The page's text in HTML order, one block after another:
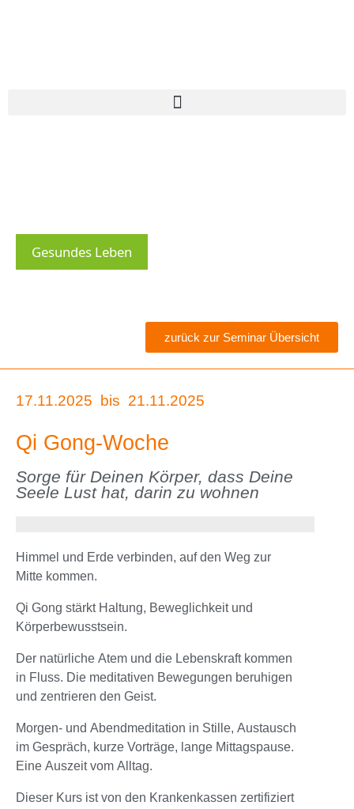
Gesundes Leben
zurück zur Seminar Übersicht
17.11.2025 bis 21.11.2025
Qi Gong-Woche
Sorge für Deinen Körper, dass Deine
Seele Lust hat, darin zu wohnen
Himmel und Erde verbinden, auf den Weg zur
Mitte kommen.
Qi Gong stärkt Haltung, Beweglichkeit und
Körperbewusstsein.
Der natürliche Atem und die Lebenskraft kommen
in Fluss. Die meditativen Bewegungen beruhigen
und zentrieren den Geist.
Morgen- und Abendmeditation in Stille, Austausch
im Gespräch, kurze Vorträge, lange Mittagspause.
Eine Auszeit vom Alltag.
Dieser Kurs ist von den Krankenkassen zertifiziert